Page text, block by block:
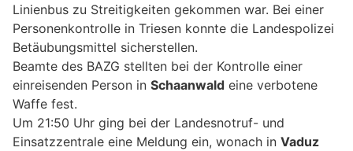
Linienbus zu Streitigkeiten gekommen war. Bei einer
Personenkontrolle in Triesen konnte die Landespolizei
Betäubungsmittel sicherstellen.
Beamte des BAZG stellten bei der Kontrolle einer
einreisenden Person in Schaanwald eine verbotene
Waffe fest.
Um 21:50 Uhr ging bei der Landesnotruf- und
Einsatzzentrale eine Meldung ein, wonach in Vaduz